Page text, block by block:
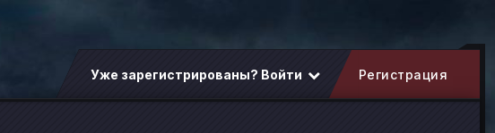
Уже зарегистрированы? Войти Регистрация